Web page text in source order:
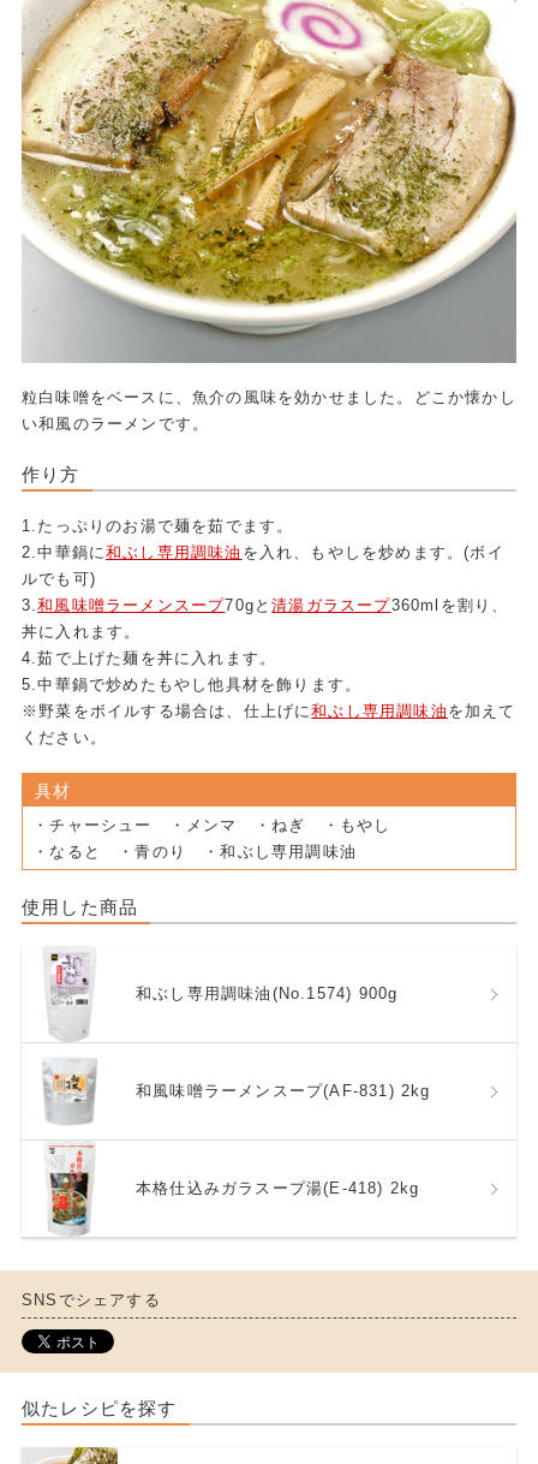
粒白味噌をベースに、魚介の風味を効かせました。どこか懐かし
い和風のラーメンです。
作り方
1.たっぷりのお湯で麺を茹でます。
2.中華鍋に和ぶし専用調味油 を入れ、もやしを炒めます。(ボイ
ルでも可)
3.和風味噌ラーメンスープ70gと清湯ガラスープ360mlを割り、
丼に入れます。
4.茹で上げた麺を丼に入れます。
5.中華鍋で炒めたもやし他具材を飾ります。
※野菜をボイルする場合は、仕上げに和ぶし専用調味油 を加えて
ください。
具材
・チャーシュー ・メンマ ・ねぎ ・もやし
・なると ・青のり ・和ぶし専用調味油
使用した商品
和ぶし専用調味油(No.1574) 900g
和風味噌ラーメンスープ(AF-831) 2kg
本格仕込みガラスープ湯(E-418) 2kg
SNSでシェアする
似たレシピを探す